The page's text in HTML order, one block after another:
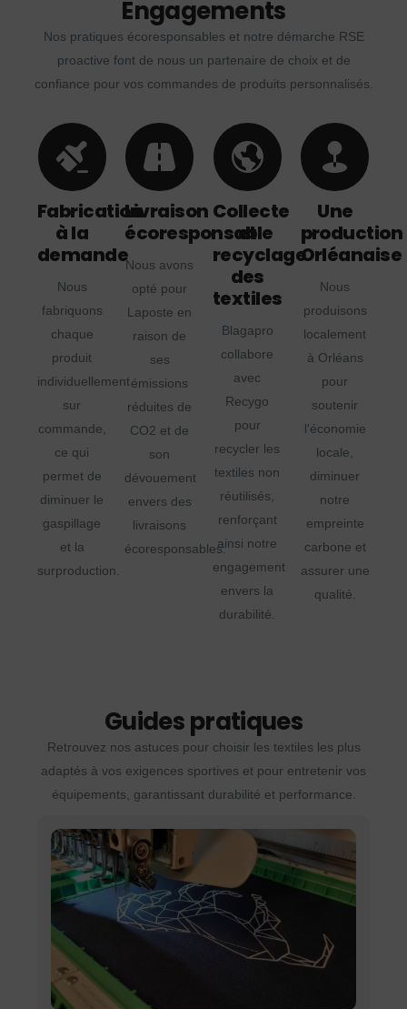
Engagements
Nos pratiques écoresponsables et notre démarche RSE
proactive font de nous un partenaire de choix et de
confiance pour vos commandes de produits personnalisés.
Fabrication
à la
demande
Nous
fabriquons
chaque
produit
individuellement
sur
commande,
ce qui
permet de
diminuer le
gaspillage
et la
surproduction.
Livraison
écoresponsable
Nous avons
opté pour
Laposte en
raison de
ses
émissions
réduites de
CO2 et de
son
dévouement
envers des
livraisons
écoresponsables.
Collecte
et
recyclage
des
textiles
Blagapro
collabore
avec
Recygo
pour
recycler les
textiles non
réutilisés,
renforçant
ainsi notre
engagement
envers la
durabilité.
Une
production
Orléanaise
Nous
produisons
localement
à Orléans
pour
soutenir
l'économie
locale,
diminuer
notre
empreinte
carbone et
assurer une
qualité.
Guides pratiques
Retrouvez nos astuces pour choisir les textiles les plus
adaptés à vos exigences sportives et pour entretenir vos
équipements, garantissant durabilité et performance.